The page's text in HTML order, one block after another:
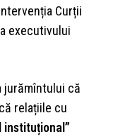
Curții
executivului
jurămîntului că
relațiile cu
instituțional”